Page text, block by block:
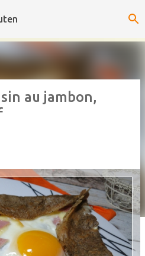
contenu principal
au jambon,